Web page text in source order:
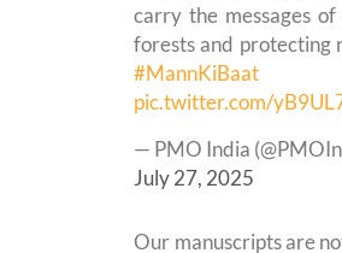
carry the messages of
forests and protecting
#MannKiBaat
pic.twitter.com/
— PMO India
July 27, 2025
Our manuscripts are